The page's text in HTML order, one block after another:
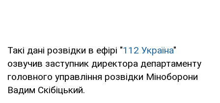
Такі дані розвідки в ефірі "112 Україна"
озвучив заступник директора департаменту
головного управління розвідки Міноборони
Вадим Скібіцький.